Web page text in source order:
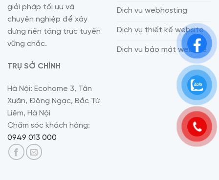
giải pháp tối ưu và
chuyên nghiệp để xây
dựng nền tảng trực tuyến
vững chắc.
TRỤ SỞ CHÍNH
Hà Nội: Ecohome 3, Tân
Xuân, Đông Ngạc, Bắc Từ
Liêm, Hà Nội
Chăm sóc khách hàng:
0949 013 000
Dịch vụ webhosting
Dịch vụ thiết kế website
Dịch vụ bảo mật website